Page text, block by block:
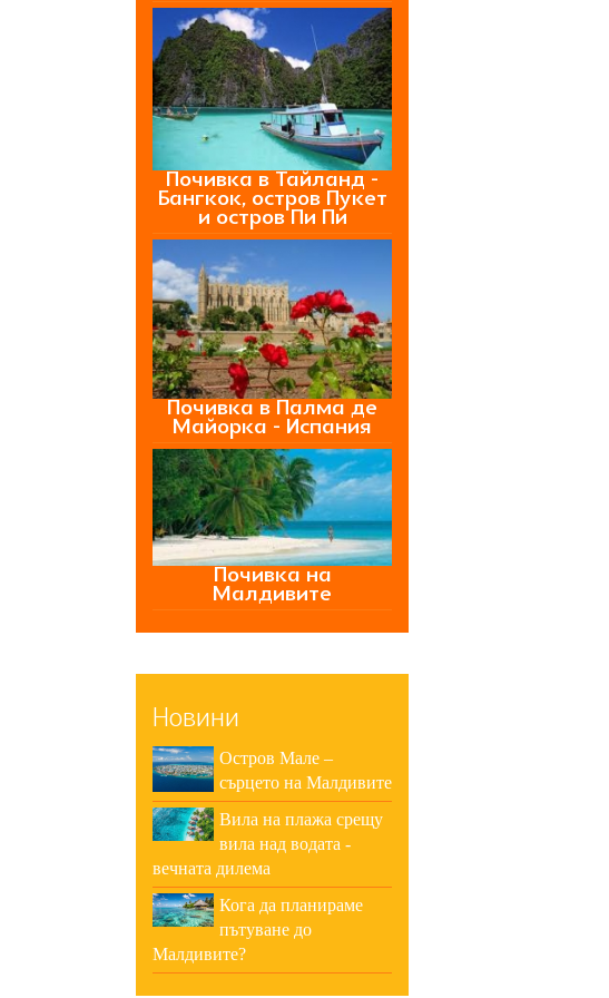
Почивка в Тайланд -
Бангкок, остров Пукет
и остров Пи Пи
Почивка в Палма де
Майорка - Испания
Почивка на
Малдивите
Новини
Остров Мале –
сърцето на Малдивите
Вила на плажа срещу
вила над водата -
вечната дилема
Кога да планираме
пътуване до
Малдивите?